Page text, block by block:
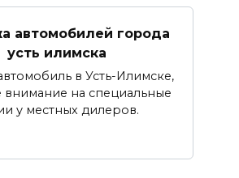
автомобилей города
усть илимска
в Усть-Илимске,
внимание на специальные
у местных дилеров.